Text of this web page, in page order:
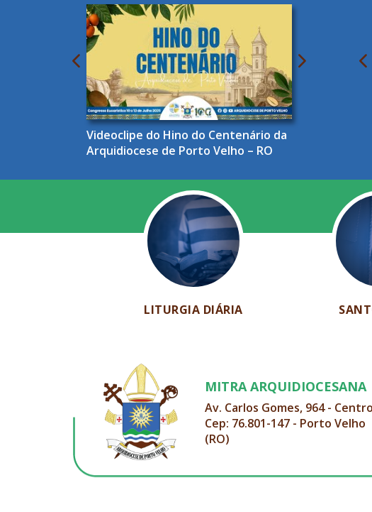
Videoclipe do Hino do Centenário da
Arquidiocese de Porto Velho – RO
LITURGIA DIÁRIA
MITRA ARQUIDIOCESANA
Av. Carlos Gomes, 964 - Centro
Cep: 76.801-147 - Porto Velho
(RO)